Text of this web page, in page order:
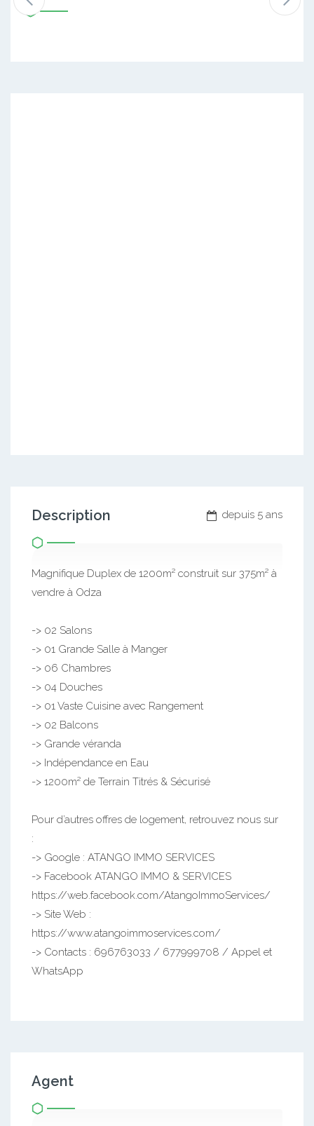
depuis 5 ans
Description
Magnifique Duplex de 1200m² construit sur 375m² à
vendre à Odza
-> 02 Salons
-> 01 Grande Salle à Manger
-> 06 Chambres
-> 04 Douches
-> 01 Vaste Cuisine avec Rangement
-> 02 Balcons
-> Grande véranda
-> Indépendance en Eau
-> 1200m² de Terrain Titrés & Sécurisé
Pour d’autres offres de logement, retrouvez nous sur
:
-> Google : ATANGO IMMO SERVICES
-> Facebook ATANGO IMMO & SERVICES
https://web.facebook.com/AtangoImmoServices/
-> Site Web :
https://www.atangoimmoservices.com/
-> Contacts : 696763033 / 677999708 / Appel et
WhatsApp
Agent